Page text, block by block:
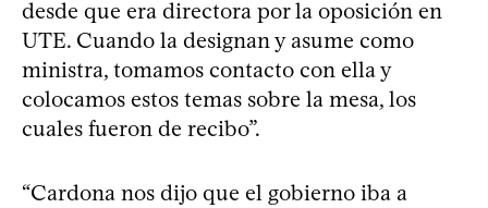
desde que era directora por la oposición en
UTE. Cuando la designan y asume como
ministra, tomamos contacto con ella y
colocamos estos temas sobre la mesa, los
cuales fueron de recibo”.
“Cardona nos dijo que el gobierno iba a